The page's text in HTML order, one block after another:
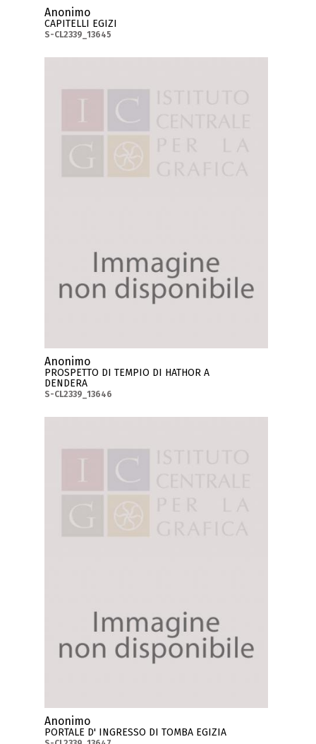
Anonimo
CAPITELLI EGIZI
S-CL2339_13645
Anonimo
PROSPETTO DI TEMPIO DI HATHOR A
DENDERA
S-CL2339_13646
Anonimo
PORTALE D' INGRESSO DI TOMBA EGIZIA